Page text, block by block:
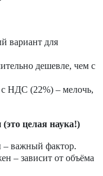
вариант для
дешевле, чем с
НДС (22%) – мелочь,
целая наука!)
– важный фактор.
– зависит от объёма